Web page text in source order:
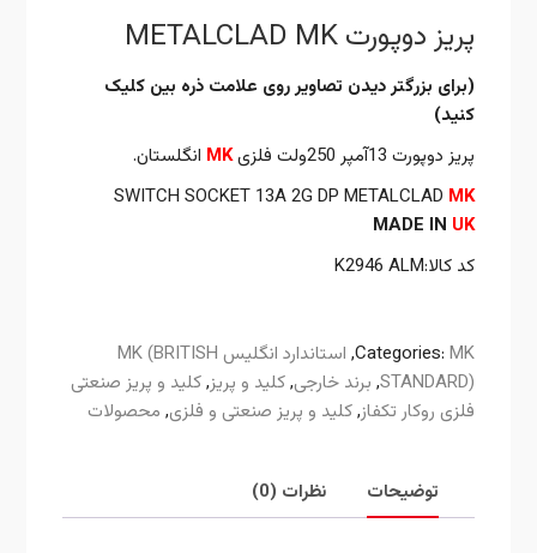
پریز دوپورت METALCLAD MK
(برای بزرگتر دیدن تصاویر روی علامت ذره بین کلیک
کنید)
پریز دوپورت 13آمپر 250ولت فلزی
MK انگلستان.
SWITCH SOCKET 13A 2G DP METALCLAD MK
MADE IN UK
کد کالا:K2946 ALM
Categories:MK
,
استاندارد انگلیس MK (BRITISH
STANDARD)
, برند خارجی,کلید و پریز,کلید و پریز صنعتی
فلزی روکار تکفاز,کلید و پریز صنعتی و فلزی, محصولات
توضیحات نظرات (0)